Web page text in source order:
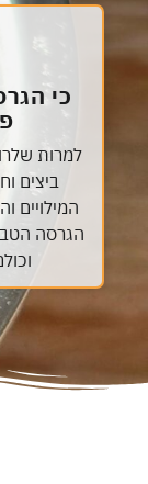
כי
למרות
ביצים
המילויים
הגרסה